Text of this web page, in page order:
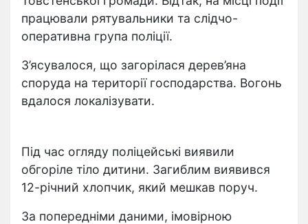
працювали рятувальники та слідчо-
оперативна група поліції.
З’ясувалося, що загорілася дерев’яна
споруда на території господарства. Вогонь
вдалося локалізувати.
Під час огляду поліцейські виявили
обгоріле тіло дитини. Загиблим виявився
12-річний хлопчик, який мешкав поруч.
За попередніми даними, імовірною